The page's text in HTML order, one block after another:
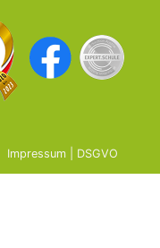
Impressum DSGVO